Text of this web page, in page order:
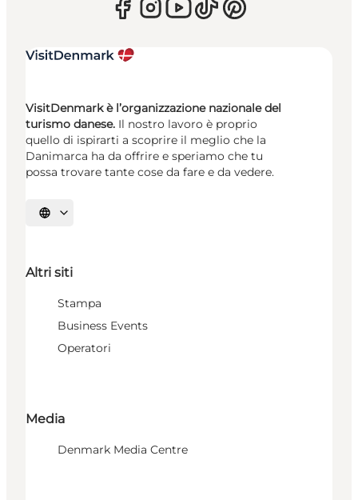
VisitDenmark è l’organizzazione nazionale del
turismo danese. Il nostro lavoro è proprio
quello di ispirarti a scoprire il meglio che la
Danimarca ha da offrire e speriamo che tu
possa trovare tante cose da fare e da vedere.
Seleziona la lingua
Altri siti
Stampa
Business Events
Operatori
Media
Denmark Media Centre